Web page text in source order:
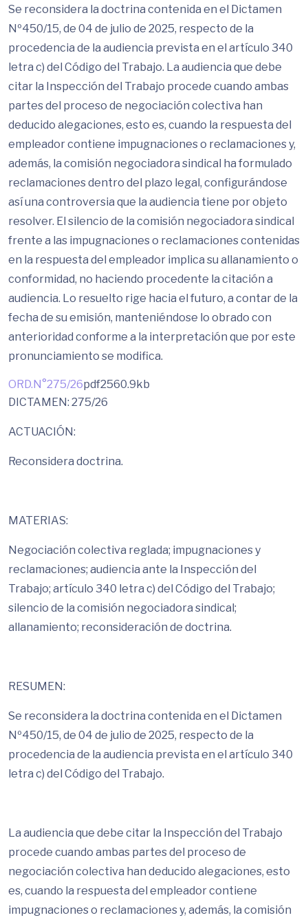
Se reconsidera la doctrina contenida en el Dictamen
Nº450/15, de 04 de julio de 2025, respecto de la
procedencia de la audiencia prevista en el artículo 340
letra c) del Código del Trabajo. La audiencia que debe
citar la Inspección del Trabajo procede cuando ambas
partes del proceso de negociación colectiva han
deducido alegaciones, esto es, cuando la respuesta del
empleador contiene impugnaciones o reclamaciones y,
además, la comisión negociadora sindical ha formulado
reclamaciones dentro del plazo legal, configurándose
así una controversia que la audiencia tiene por objeto
resolver. El silencio de la comisión negociadora sindical
frente a las impugnaciones o reclamaciones contenidas
en la respuesta del empleador implica su allanamiento o
conformidad, no haciendo procedente la citación a
audiencia. Lo resuelto rige hacia el futuro, a contar de la
fecha de su emisión, manteniéndose lo obrado con
anterioridad conforme a la interpretación que por este
pronunciamiento se modifica.
ORD.N°275/26pdf2560.9kb
DICTAMEN: 275/26
ACTUACIÓN:
Reconsidera doctrina.
MATERIAS:
Negociación colectiva reglada; impugnaciones y
reclamaciones; audiencia ante la Inspección del
Trabajo; artículo 340 letra c) del Código del Trabajo;
silencio de la comisión negociadora sindical;
allanamiento; reconsideración de doctrina.
RESUMEN:
Se reconsidera la doctrina contenida en el Dictamen
Nº450/15, de 04 de julio de 2025, respecto de la
procedencia de la audiencia prevista en el artículo 340
letra c) del Código del Trabajo.
La audiencia que debe citar la Inspección del Trabajo
procede cuando ambas partes del proceso de
negociación colectiva han deducido alegaciones, esto
es, cuando la respuesta del empleador contiene
impugnaciones o reclamaciones y, además, la comisión